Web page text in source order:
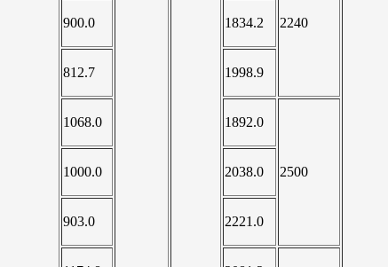
2240
900.0 1834.2
812.7 1998.9
1068.0 1892.0
2500
1000.0 2038.0
903.0 2221.0